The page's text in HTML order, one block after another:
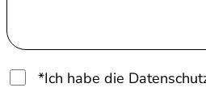
*Ich habe die